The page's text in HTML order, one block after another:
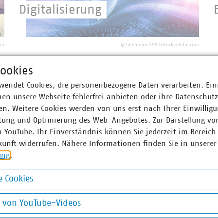
Digitalisierung
Kommunale Unternehmen leisten einen
wichtigen Beitrag, damit die digitale
Transformation gelingt.
© bluemoon1981/stock.adobe.com
Thema
Infrastruktur und
Dienstleistungen
ein riesiges Infrastrukturnetzwerk und
verantwortlich.
©peterschreiber.media/stock.adobe.com
Cookies, die personenbezogene Daten verarbeiten.
unsere Webseite fehlerfrei anbieten oder ihre
Weitere Cookies werden von uns erst nach Ihrer
und Optimierung des Web-Angebotes. Zur Darstellung
YouTube. Ihr Einverständnis können Sie jederzeit im
widerrufen. Nähere Informationen finden Sie in unserer
.
Cookies
von YouTube-Videos
YouTube-Videos